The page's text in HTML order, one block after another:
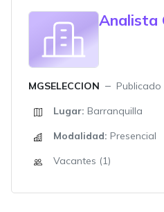
Analista
MGSELECCION
Lugar: Barranquilla
Modalidad: Presencial
Vacantes (1)